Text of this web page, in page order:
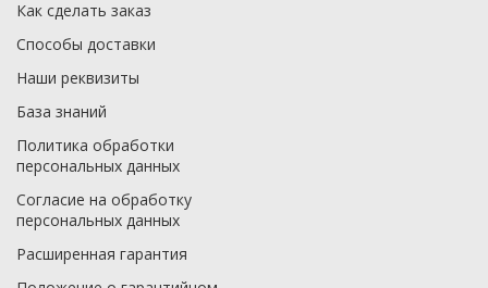
Как сделать заказ
Способы доставки
Наши реквизиты
База знаний
Политика обработки
персональных данных
Согласие на обработку
персональных данных
Расширенная гарантия